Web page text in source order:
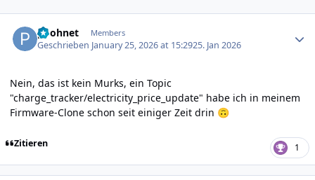
poohnet Members
Geschrieben January 25, 2026 at 15:2925. Jan 2026
Nein, das ist kein Murks, ein Topic
"charge_tracker/electricity_price_update" habe ich in meinem
Firmware-Clone schon seit einiger Zeit drin 🙃
Zitieren 1